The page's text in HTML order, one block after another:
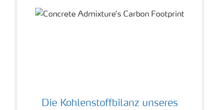
Die Kohlenstoffbilanz unseres